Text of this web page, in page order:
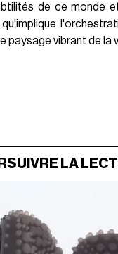
de ce monde
paysage vibrant de la
LA